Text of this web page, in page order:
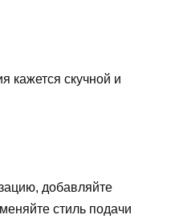
кажется скучной и
добавляйте
стиль подачи